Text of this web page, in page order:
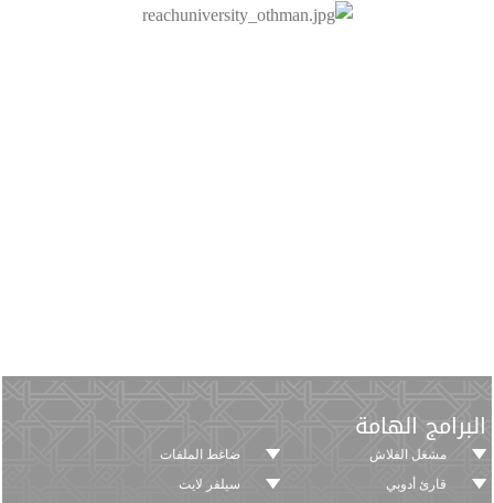
البرامج الهامة
مشغل الفلاش
ضاغط الملفات
قارئ أدوبي
سيلفر لايت